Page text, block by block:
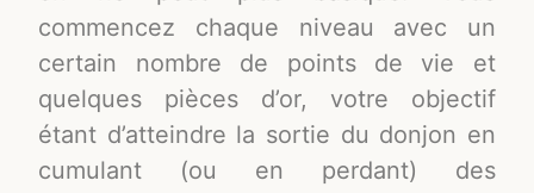
commencez chaque niveau avec un
certain nombre de points de vie et
quelques pièces d’or, votre objectif
étant d’atteindre la sortie du donjon en
cumulant (ou en perdant) des